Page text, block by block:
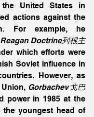
United States in
actions against the
For example, he
Reagan Doctrine列根主
which efforts were
Soviet influence in
However, as
Gorbachev戈巴
power in 1985 at the
the youngest head of